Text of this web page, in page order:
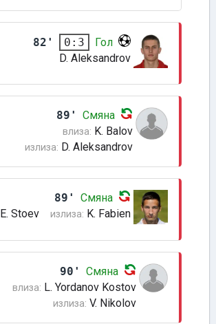
82' 0:3
Гол
D. Aleksandrov
89' Смяна
влиза: K. Balov
излиза: D. Aleksandrov
89' Смяна
E. Stoev излиза: K. Fabien
90' Смяна
влиза: L. Yordanov Kostov
излиза: V. Nikolov